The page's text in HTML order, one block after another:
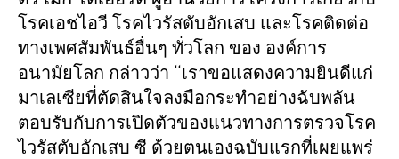
โรคเอชไอวี โรคไวรัสตับอักเสบ และโรคติดต่อ
ทางเพศสัมพันธ์อื่นๆ ทั่วโลก ของ องค์การ
อนามัยโลก กล่าวว่า “เราขอแสดงความยินดีแก่
มาเลเซียที่ตัดสินใจลงมือกระทำอย่างฉับพลัน
ตอบรับกับการเปิดตัวของแนวทางการตรวจโรค
ไวรัสตับอักเสบ ซี ด้วยตนเองฉบับแรกที่เผยแพร่